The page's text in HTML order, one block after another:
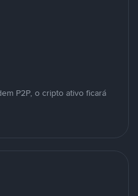
P2P, o cripto ativo ficará